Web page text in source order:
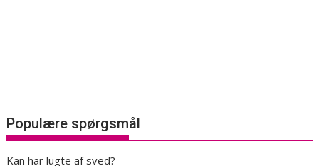
Populære spørgsmål
Kan har lugte af sved?